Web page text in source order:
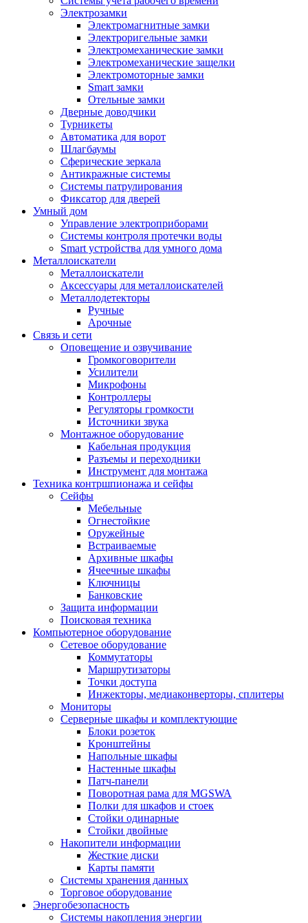
Электрозамки
Электромагнитные замки
Электроригельные замки
Электромеханические замки
Электромеханические защелки
Электромоторные замки
Smart замки
Отельные замки
Дверные доводчики
Турникеты
Автоматика для ворот
Шлагбаумы
Сферические зеркала
Антикражные системы
Системы патрулирования
Фиксатор для дверей
Умный дом
Управление электроприборами
Системы контроля протечки воды
Smart устройства для умного дома
Металлоискатели
Металлоискатели
Аксессуары для металлоискателей
Металлодетекторы
Ручные
Арочные
Связь и сети
Оповещение и озвучивание
Громкоговорители
Усилители
Микрофоны
Контроллеры
Регуляторы громкости
Источники звука
Монтажное оборудование
Кабельная продукция
Разъемы и переходники
Инструмент для монтажа
Техника контршпионажа и сейфы
Сейфы
Мебельные
Огнестойкие
Оружейные
Встраиваемые
Архивные шкафы
Ячеечные шкафы
Ключницы
Банковские
Защита информации
Поисковая техника
Компьютерное оборудование
Сетевое оборудование
Коммутаторы
Маршрутизаторы
Точки доступа
Инжекторы, медиаконверторы, сплитеры
Мониторы
Серверные шкафы и комплектующие
Блоки розеток
Кронштейны
Напольные шкафы
Настенные шкафы
Патч-панели
Поворотная рама для MGSWA
Полки для шкафов и стоек
Стойки одинарные
Стойки двойные
Накопители информации
Жесткие диски
Карты памяти
Системы хранения данных
Торговое оборудование
Энергобезопасность
Системы накопления энергии